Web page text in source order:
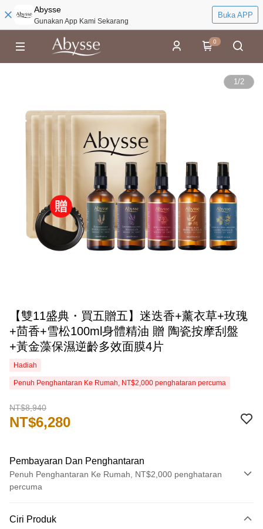
Abysse
Gunakan App Kami Sekarang
Buka APP
0
1/2
【雙11盛典・買五贈五】迷迭香+薰衣草+玫瑰
+茴香+雪松100ml身體精油 贈 陶瓷按摩刮盤
+黃金藻保濕逆齡多效面膜4片
Hadiah
Penuh Penghantaran Ke Rumah, NT$2,000 penghataran percuma
NT$8,940
NT$6,280
Pembayaran Dan Penghantaran
Penuh Penghantaran Ke Rumah, NT$2,000 penghataran
percuma
Kad Kredit (Bayaran Penuh)
Ciri Produk